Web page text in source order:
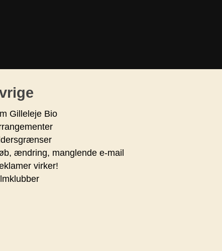
Gilleleje Bio
ændring, manglende e-mail
virker!